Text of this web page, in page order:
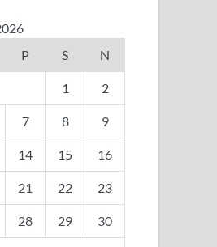
P S N
1 2
7 8 9
14 15 16
21 22 23
28 29 30